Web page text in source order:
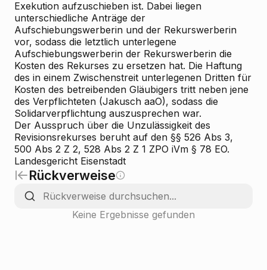
Exekution aufzuschieben ist. Dabei liegen
unterschiedliche Anträge der
Aufschiebungswerberin und der Rekurswerberin
vor, sodass die letztlich unterlegene
Aufschiebungswerberin der Rekurswerberin die
Kosten des Rekurses zu ersetzen hat. Die Haftung
des in einem Zwischenstreit unterlegenen Dritten für
Kosten des betreibenden Gläubigers tritt neben jene
des Verpflichteten (Jakusch aaO), sodass die
Solidarverpflichtung auszusprechen war.
Der Ausspruch über die Unzulässigkeit des
Revisionsrekurses beruht auf den §§ 526 Abs 3,
500 Abs 2 Z 2, 528 Abs 2 Z 1 ZPO iVm § 78 EO.
Landesgericht Eisenstadt
Rückverweise
Keine Ergebnisse gefunden